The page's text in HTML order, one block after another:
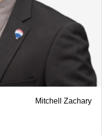
Mitchell Zachary